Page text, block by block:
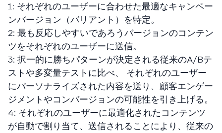
1: それぞれのユーザーに合わせた最適なキャンペー
ンバージョン（バリアント）を特定。
2: 最も反応しやすいであろうバージョンのコンテン
ツをそれぞれのユーザーに送信。
3: 択一的に勝ちパターンが決定される従来のA/Bテ
ストや多変量テストに比べ、 それぞれのユーザー
にパーソナライズされた内容を送り、顧客エンゲー
ジメントやコンバージョンの可能性を引き上げる。
4: それぞれのユーザーに最適化されたコンテンツ
が自動で割り当て、送信されることにより、従来の